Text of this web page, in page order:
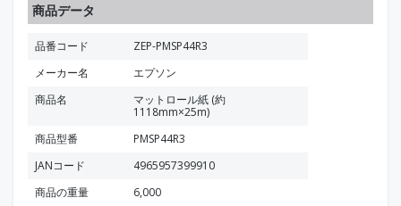
商品データ
品番コード
ZEP-PMSP44R3
メーカー名
エプソン
商品名
マットロール紙 (約
1118mm×25m)
商品型番
PMSP44R3
JANコード
4965957399910
商品の重量
6,000